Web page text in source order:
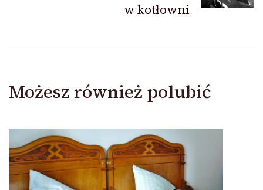
w kotłowni
Możesz również polubić